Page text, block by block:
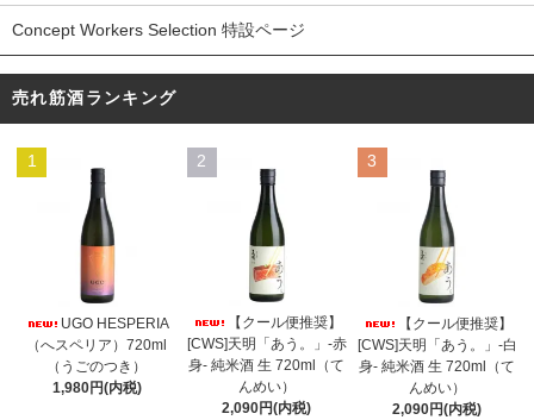
Concept Workers Selection 特設ページ
売れ筋酒ランキング
1
UGO HESPERIA
（へスペリア）720ml
（うごのつき）
1,980円(内税)
2
【クール便推奨】
[CWS]天明「あう。」-赤
身- 純米酒 生 720ml（て
んめい）
2,090円(内税)
3
【クール便推奨】
[CWS]天明「あう。」-白
身- 純米酒 生 720ml（て
んめい）
2,090円(内税)